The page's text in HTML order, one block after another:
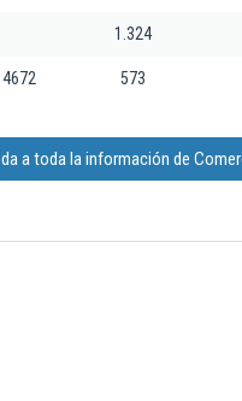
1.324
573
a toda la información de